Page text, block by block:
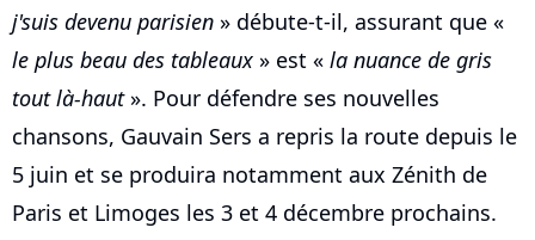
j'suis devenu parisien » débute-t-il, assurant que «
le plus beau des tableaux » est « la nuance de gris
tout là-haut». Pour défendre ses nouvelles
chansons, Gauvain Sers a repris la route depuis le
5 juin et se produira notamment aux Zénith de
Paris et Limoges les 3 et 4 décembre prochains.